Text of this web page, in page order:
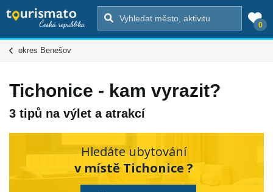
0
okres Benešov
Tichonice - kam vyrazit?
3 tipů na výlet a atrakcí
Hledáte ubytování
v místě Tichonice ?